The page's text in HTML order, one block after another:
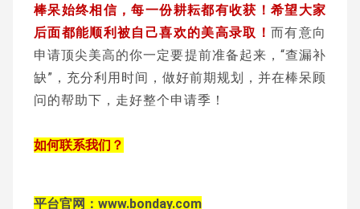
棒呆始终相信，每一份耕耘都有收获！希望大家
后面都能顺利被自己喜欢的美高录取！ 而有意向
申请顶尖美高的你一定要提前准备起来，“查漏补
缺”，充分利用时间，做好前期规划，并在棒呆顾
问的帮助下，走好整个申请季！
如何联系我们？
平台官网：www.bonday.com